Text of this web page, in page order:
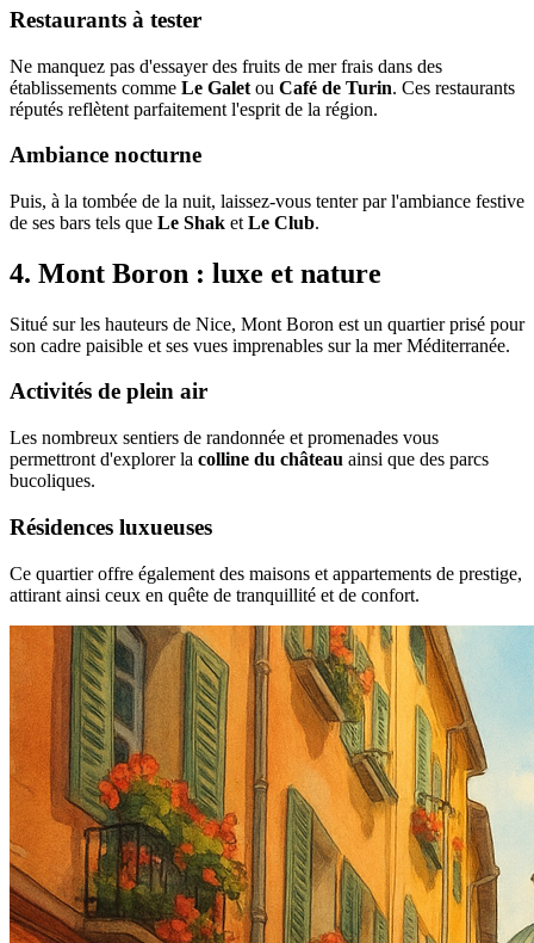
Restaurants à tester
Ne manquez pas d'essayer des fruits de mer frais dans des
établissements comme Le Galet ou Café de Turin. Ces restaurants
réputés reflètent parfaitement l'esprit de la région.
Ambiance nocturne
Puis, à la tombée de la nuit, laissez-vous tenter par l'ambiance festive
de ses bars tels que Le Shak et Le Club.
4. Mont Boron : luxe et nature
Situé sur les hauteurs de Nice, Mont Boron est un quartier prisé pour
son cadre paisible et ses vues imprenables sur la mer Méditerranée.
Activités de plein air
Les nombreux sentiers de randonnée et promenades vous
permettront d'explorer la colline du château ainsi que des parcs
bucoliques.
Résidences luxueuses
Ce quartier offre également des maisons et appartements de prestige,
attirant ainsi ceux en quête de tranquillité et de confort.